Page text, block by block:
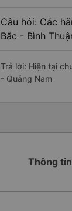
Câu hỏi: Các
Bắc - Bình
Trả lời: Hiện tại
- Quảng Nam
Thông